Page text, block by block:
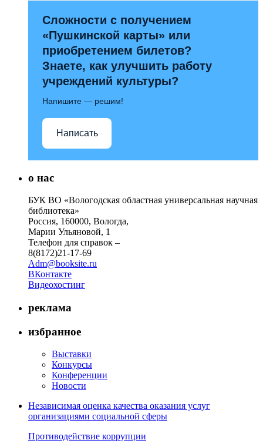
Сложности с получением
«Пушкинской карты» или
приобретением билетов?
Знаете, как улучшить работу
учреждений культуры?
Напишите — решим!
Написать
о нас
БУК ВО «Вологодская областная универсальная научная
библиотека»
Россия, 160000, Вологда,
Марии Ульяновой, 1
Телефон для справок –
8(8172)21-17-69
Adm@booksite.ru
ВКонтакте
Видеохостинг
реклама
избранное
Выставки
Конкурсы
Конференции
Новости
Независимая оценка качества оказания услуг
организациями социальной сферы
Противодействие коррупции